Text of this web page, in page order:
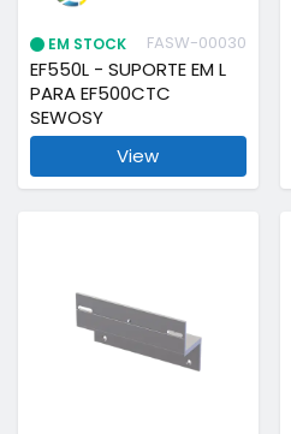
EM STOCK FASW-00030
EF550L - SUPORTE EM L
PARA EF500CTC
SEWOSY
View